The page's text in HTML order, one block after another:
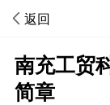
返回
南充工贸
简章